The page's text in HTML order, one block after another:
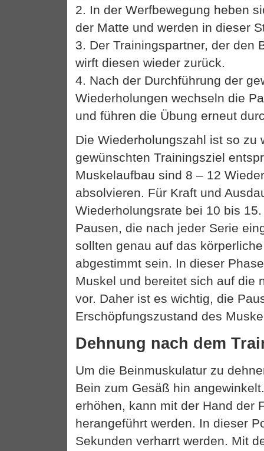
2. In der Werfbewegung heben
der Matte und werden in dieser
3. Der Trainingspartner, der den
wirft diesen wieder zurück.
4. Nach der Durchführung der
Wiederholungen wechseln die
und führen die Übung erneut
Die Wiederholungszahl ist so zu
gewünschten Trainingsziel
Muskelaufbau sind 8 – 12
absolvieren. Für Kraft und
Wiederholungsrate bei 10 bis
Pausen, die nach jeder Serie
sollten genau auf das
abgestimmt sein. In dieser
Muskel und bereitet sich auf die
vor. Daher ist es wichtig, die
Erschöpfungszustand des
Dehnung nach dem
Um die Beinmuskulatur zu
Bein zum Gesäß hin
erhöhen, kann mit der Hand der
herangeführt werden. In dieser
Sekunden verharrt werden. Mit